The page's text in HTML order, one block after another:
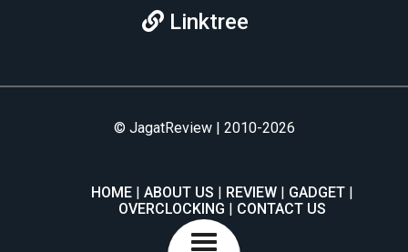
Linktree
© JagatReview | 2010-2026
HOME ABOUT US REVIEW
GADGET
OVERCLOCKING
CONTACT US